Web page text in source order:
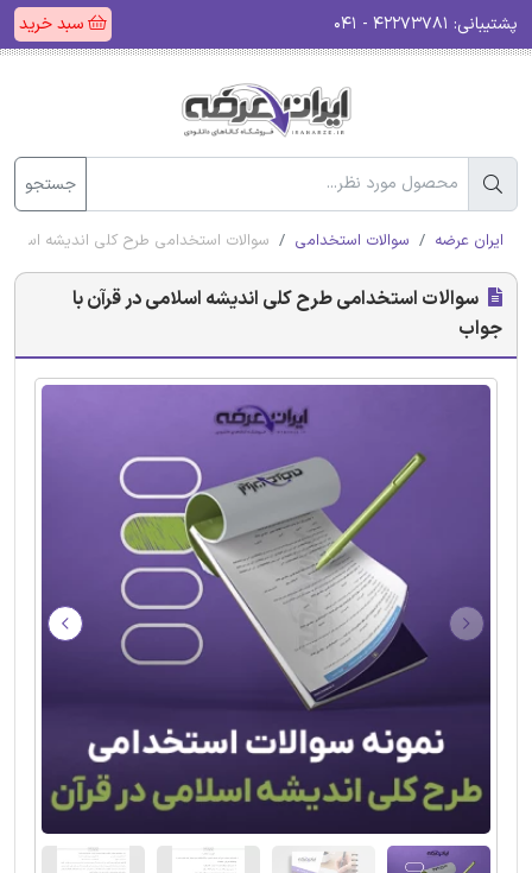
پشتیبانی: سبد خرید
جستجو
ایران عرضه سوالات استخدامی سوالات استخدامی طرح کلی اندیشه
سوالات استخدامی طرح کلی اندیشه اسلامی در قرآن با
جواب